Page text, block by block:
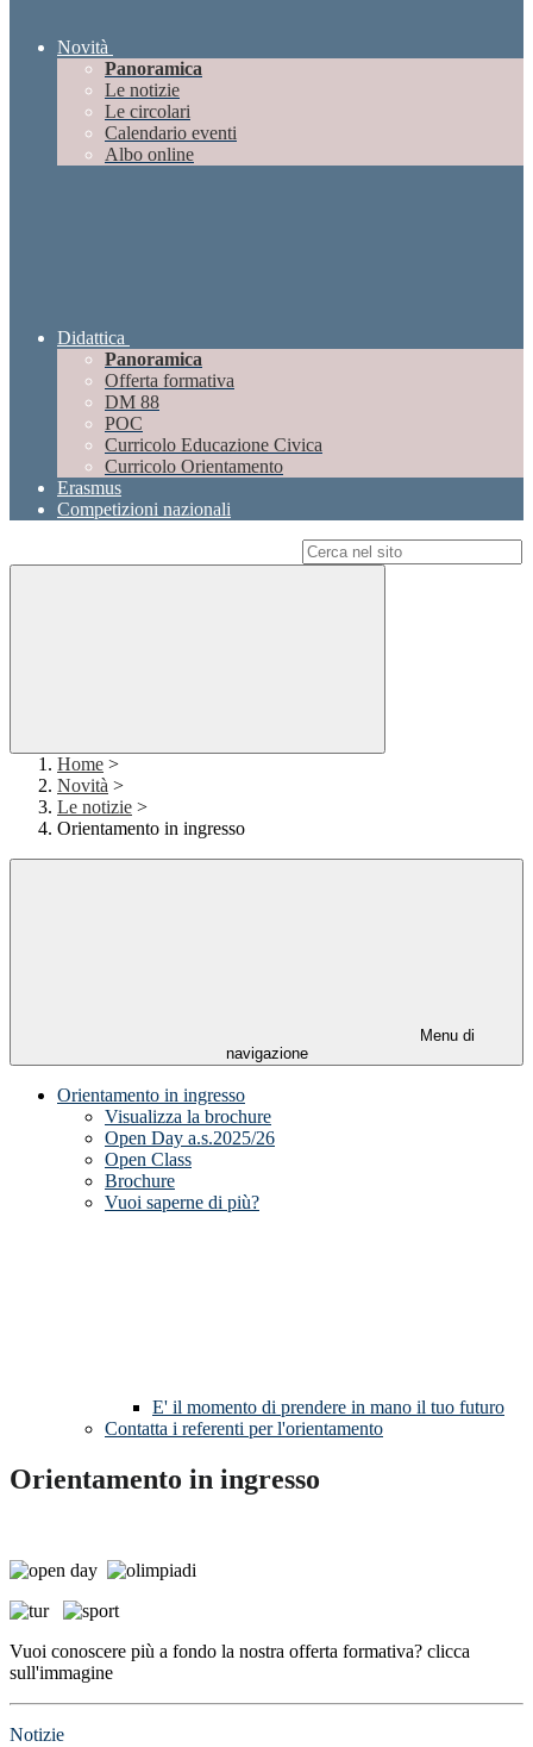
Novità
Panoramica
Le notizie
Le circolari
Calendario eventi
Albo online
Didattica
Panoramica
Offerta formativa
DM 88
POC
Curricolo Educazione Civica
Curricolo Orientamento
Erasmus
Competizioni nazionali
Home >
Novità >
Le notizie >
Orientamento in ingresso
Menu di
navigazione
Orientamento in ingresso
Visualizza la brochure
Open Day a.s.2025/26
Open Class
Brochure
Vuoi saperne di più?
E' il momento di prendere in mano il tuo futuro
Contatta i referenti per l'orientamento
Orientamento in ingresso
Vuoi conoscere più a fondo la nostra offerta formativa? clicca
sull'immagine
Notizie